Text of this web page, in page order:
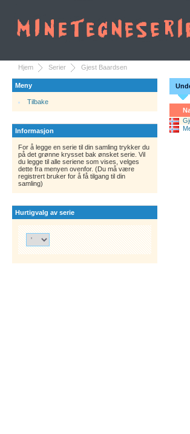
Hjem Serier Gjest Baardsen
Meny
Tilbake
Informasjon
For å legge en serie til din samling trykker du
på det grønne krysset bak ønsket serie. Vil
du legge til alle seriene som vises, velges
dette fra menyen ovenfor. (Du må være
registrert bruker for å få tilgang til din
samling)
Hurtigvalg av serie